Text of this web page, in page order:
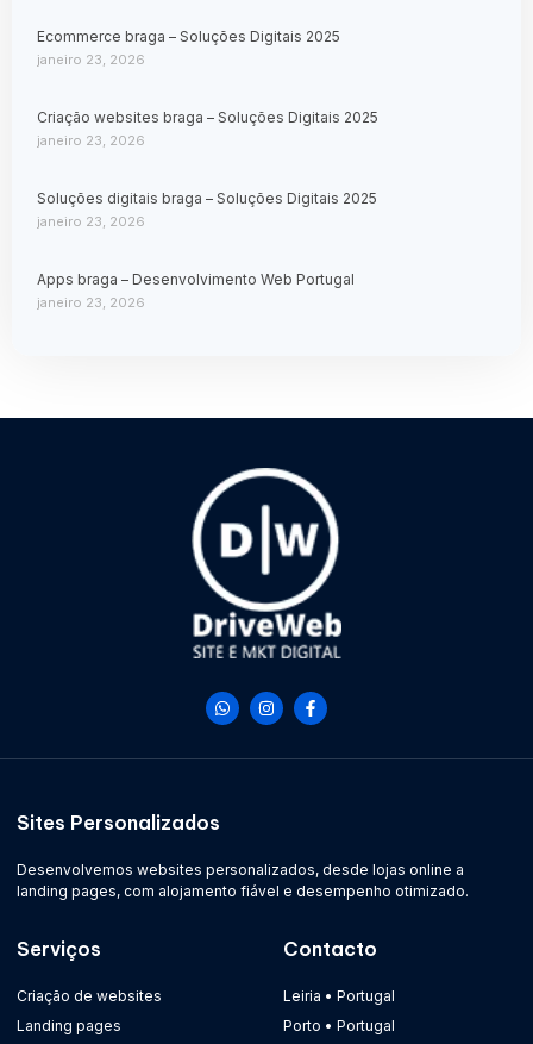
Ecommerce braga – Soluções Digitais 2025
janeiro 23, 2026
Criação websites braga – Soluções Digitais 2025
janeiro 23, 2026
Soluções digitais braga – Soluções Digitais 2025
janeiro 23, 2026
Apps braga – Desenvolvimento Web Portugal
janeiro 23, 2026
Sites Personalizados
Desenvolvemos websites personalizados, desde lojas online a
landing pages, com alojamento fiável e desempenho otimizado.
Serviços
Criação de websites
Landing pages
Contacto
Leiria • Portugal
Porto • Portugal